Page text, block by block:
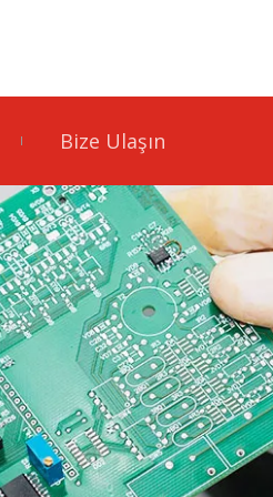
Bize Ulaşın